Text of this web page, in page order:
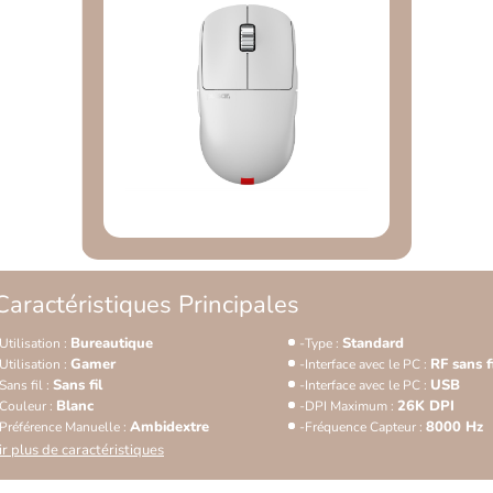
Principales
Utilisation : Bureautique
Utilisation : Gamer
Sans fil : Sans fil
Couleur : Blanc
Préférence Manuelle : Ambidextre
Type : Standard
Interface avec le PC : RF sans
Interface avec le PC : USB
DPI Maximum : 26K DPI
Fréquence Capteur : 8000 Hz
plus de caractéristiques